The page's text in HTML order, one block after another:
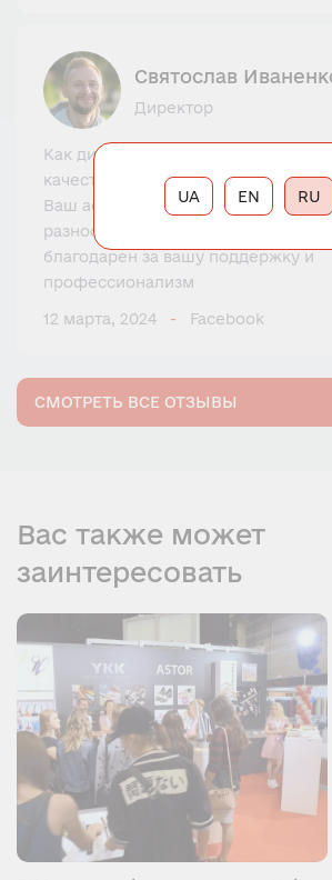
Святослав
Директор
Как дизайнер интерьера я ищу
качественную фурнитуру для
Ваш ассортимент товаров всегда
разнообразием и новаторством. Я
благодарен за вашу поддержку и
профессионализм
12 марта, 2024 Facebook
СМОТРЕТЬ ВСЕ ОТЗЫВЫ
Вас также может
заинтересовать
RU
UA EN